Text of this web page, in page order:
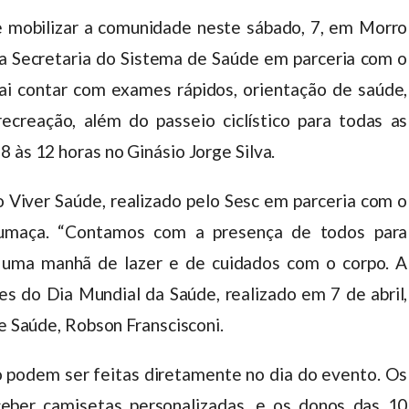
a comunidade neste sábado, 7, em Morro
Secretaria do Sistema de Saúde em parceria com o
contar com exames rápidos, orientação de saúde,
além do passeio ciclístico para todas as
12 horas no Ginásio Jorge Silva.
Saúde, realizado pelo Sesc em parceria com o
“Contamos com a presença de todos para
manhã de lazer e de cuidados com o corpo. A
do Dia Mundial da Saúde, realizado em 7 de abril,
Robson Franscisconi.
podem ser feitas diretamente no dia do evento. Os